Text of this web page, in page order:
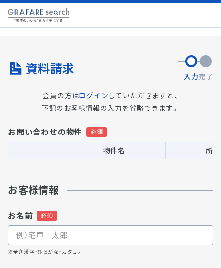
資料請求 入力完了
会員の方はログイン していただきますと、
下記のお客様情報の入力を省略できます。
お問い合わせの物件
物件名 所
お客様情報
お名前
※全角漢字・ひらがな・カタカナ